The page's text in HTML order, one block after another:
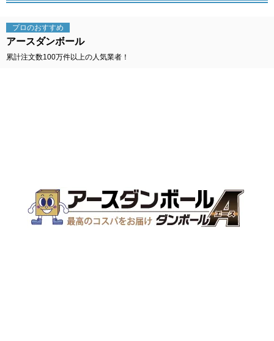
プロのおすすめ
アースダンボール
累計注文数100万件以上の人気業者！